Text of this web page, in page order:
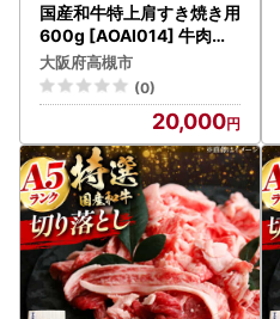
国産和牛特上肩すき焼き用
600g [AOAI014] 牛肉ロ
ース
大阪府高槻市
(0)
20,000